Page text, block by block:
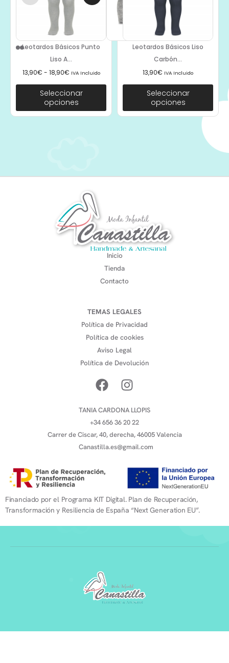
Leotardos Básicos Punto
Liso A...
13,90€ - 18,90€ IVA Incluido
Seleccionar
opciones
Leotardos Básicos Liso
Carbón...
13,90€ IVA Incluido
Seleccionar
opciones
Inicio
Tienda
Contacto
TEMAS LEGALES
Política de Privacidad
Política de cookies
Aviso Legal
Política de Devolución
TANIA CARDONA LLOPIS
+34 656 36 20 22
Carrer de Ciscar, 40, derecha, 46005 Valencia
Canastilla.es@gmail.com
Financiado por el Programa KIT Digital. Plan de Recuperación,
Transformación y Resiliencia de España “Next Generation EU”.